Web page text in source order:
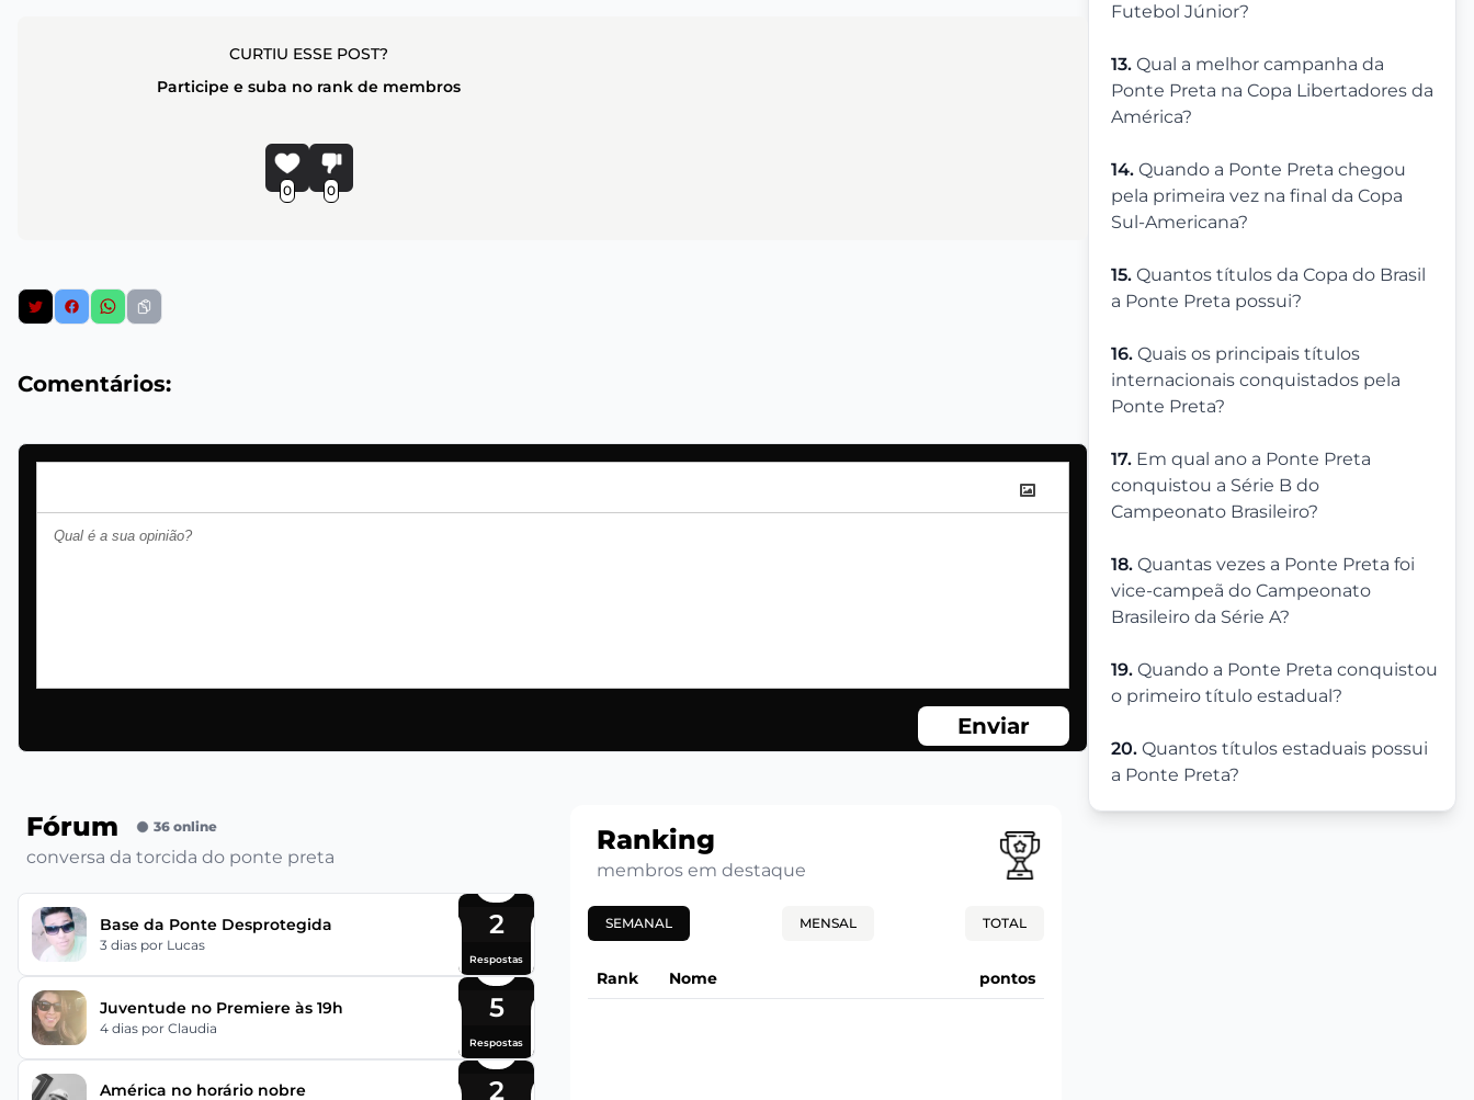
Futebol Júnior?
13. Qual a melhor campanha da
Ponte Preta na Copa Libertadores da
América?
14. Quando a Ponte Preta chegou
pela primeira vez na final da Copa
Sul-Americana?
15. Quantos títulos da Copa do Brasil
a Ponte Preta possui?
16. Quais os principais títulos
internacionais conquistados pela
Ponte Preta?
17. Em qual ano a Ponte Preta
conquistou a Série B do
Campeonato Brasileiro?
18. Quantas vezes a Ponte Preta foi
vice-campeã do Campeonato
Brasileiro da Série A?
19. Quando a Ponte Preta conquistou
o primeiro título estadual?
20. Quantos títulos estaduais possui
a Ponte Preta?
CURTIU ESSE POST?
Participe e suba no rank de membros
0 0
Comentários:
Enviar
Fórum 36 online
conversa da torcida do ponte preta
Base da Ponte Desprotegida
3 dias por Lucas
2
Respostas
Juventude no Premiere às 19h
4 dias por Claudia
5
Respostas
América no horário nobre 2
Ranking
membros em destaque
SEMANAL MENSAL TOTAL
Rank Nome pontos